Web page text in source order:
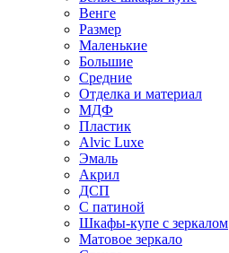
Венге
Размер
Маленькие
Большие
Средние
Отделка и материал
МДФ
Пластик
Alvic Luxe
Эмаль
Акрил
ДСП
С патиной
Шкафы-купе с зеркалом
Матовое зеркало